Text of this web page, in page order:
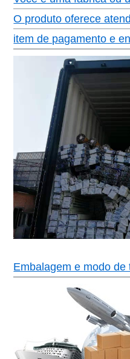
O produto oferece
item de pagamento e
Embalagem e modo de